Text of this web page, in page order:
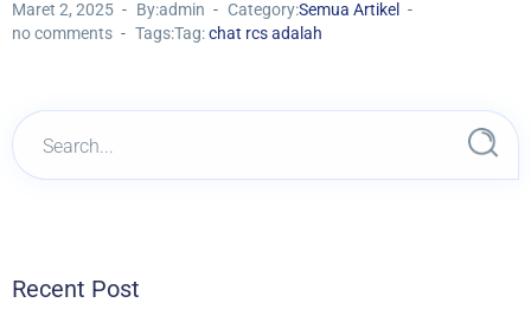
Maret 2, 2025 By:admin Category:Semua Artikel
no comments
Tags:Tag:chat rcs adalah
Recent Post